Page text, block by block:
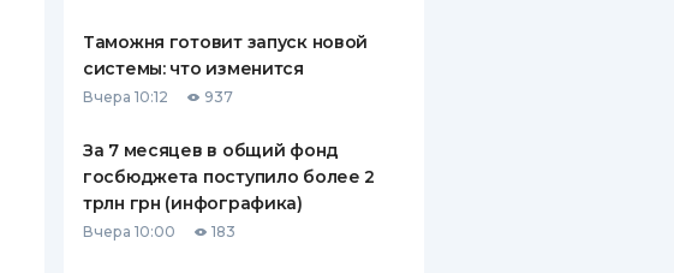
Таможня готовит запуск новой
системы: что изменится
Вчера 10:12 937
За 7 месяцев в общий фонд
госбюджета поступило более 2
трлн грн (инфографика)
Вчера 10:00 183